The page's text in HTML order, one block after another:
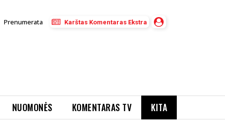
Prenumerata Karštas Komentaras Ekstra
NUOMONĖS KOMENTARAS TV KITA